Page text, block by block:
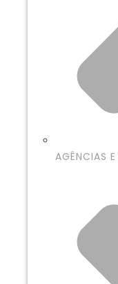
AGÊNCIAS